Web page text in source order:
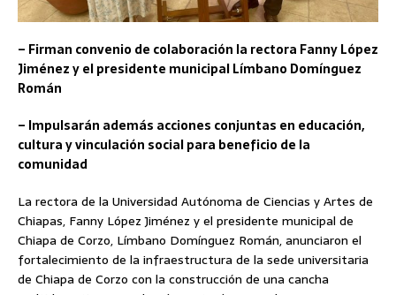
– Firman convenio de colaboración la rectora Fanny López
Jiménez y el presidente municipal Límbano Domínguez
Román
– Impulsarán además acciones conjuntas en educación,
cultura y vinculación social para beneficio de la
comunidad
La rectora de la Universidad Autónoma de Ciencias y Artes de
Chiapas, Fanny López Jiménez y el presidente municipal de
Chiapa de Corzo, Límbano Domínguez Román, anunciaron el
fortalecimiento de la infraestructura de la sede universitaria
de Chiapa de Corzo con la construcción de una cancha